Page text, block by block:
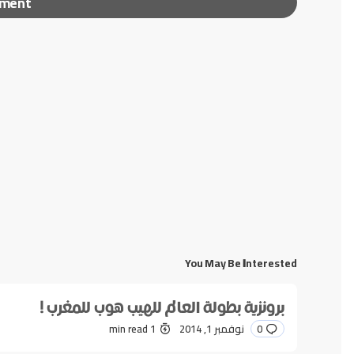
Name
You May Be Interested
برونزية بطولة العالم للهيب هوب للمغرب !
0 نوفمبر 1, 2014 1 min read